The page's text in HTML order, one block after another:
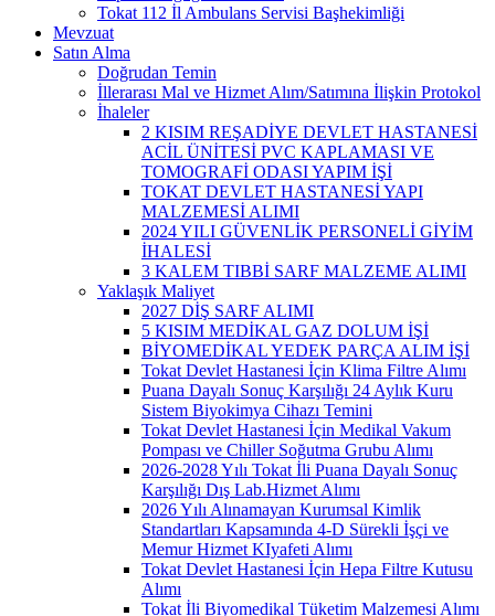
Tokat 112 İl Ambulans Servisi Başhekimliği
Mevzuat
Satın Alma
Doğrudan Temin
İllerarası Mal ve Hizmet Alım/Satımına İlişkin Protokol
İhaleler
2 KISIM REŞADİYE DEVLET HASTANESİ
ACİL ÜNİTESİ PVC KAPLAMASI VE
TOMOGRAFİ ODASI YAPIM İŞİ
TOKAT DEVLET HASTANESİ YAPI
MALZEMESİ ALIMI
2024 YILI GÜVENLİK PERSONELİ GİYİM
İHALESİ
3 KALEM TIBBİ SARF MALZEME ALIMI
Yaklaşık Maliyet
2027 DİŞ SARF ALIMI
5 KISIM MEDİKAL GAZ DOLUM İŞİ
BİYOMEDİKAL YEDEK PARÇA ALIM İŞİ
Tokat Devlet Hastanesi İçin Klima Filtre Alımı
Puana Dayalı Sonuç Karşılığı 24 Aylık Kuru
Sistem Biyokimya Cihazı Temini
Tokat Devlet Hastanesi İçin Medikal Vakum
Pompası ve Chiller Soğutma Grubu Alımı
2026-2028 Yılı Tokat İli Puana Dayalı Sonuç
Karşılığı Dış Lab.Hizmet Alımı
2026 Yılı Alınamayan Kurumsal Kimlik
Standartları Kapsamında 4-D Sürekli İşçi ve
Memur Hizmet KIyafeti Alımı
Tokat Devlet Hastanesi İçin Hepa Filtre Kutusu
Alımı
Tokat İli Biyomedikal Tüketim Malzemesi Alımı